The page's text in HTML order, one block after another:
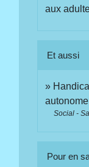
aux
Et aussi
Social -
Pour en